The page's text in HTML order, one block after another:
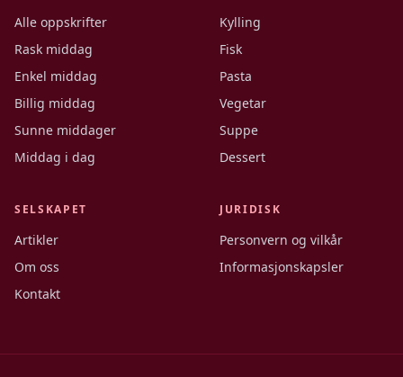
Alle oppskrifter
Rask middag
Enkel middag
Billig middag
Sunne middager
Middag i dag
Kylling
Fisk
Pasta
Vegetar
Suppe
Dessert
SELSKAPET
Artikler
Om oss
Kontakt
JURIDISK
Personvern og vilkår
Informasjonskapsler